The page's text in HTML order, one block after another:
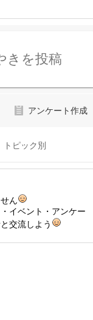
きを投稿
アンケート作成
トピック別
ん
イベント・アンケー
交流しよう